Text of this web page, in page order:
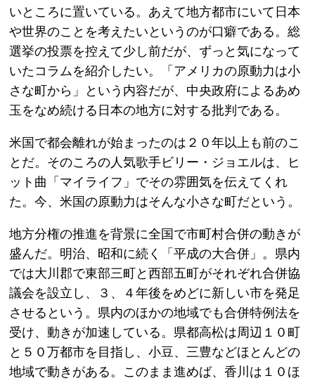
いところに置いている。あえて地方都市にいて日本
や世界のことを考えたいというのが口癖である。総
選挙の投票を控えて少し前だが、ずっと気になって
いたコラムを紹介したい。「アメリカの原動力は小
さな町から」という内容だが、中央政府によるあめ
玉をなめ続ける日本の地方に対する批判である。
米国で都会離れが始まったのは２０年以上も前のこ
とだ。そのころの人気歌手ビリー・ジョエルは、ヒ
ット曲「マイライフ」でその雰囲気を伝えてくれ
た。今、米国の原動力はそんな小さな町だという。
地方分権の推進を背景に全国で市町村合併の動きが
盛んだ。明治、昭和に続く「平成の大合併」。県内
では大川郡で東部三町と西部五町がそれぞれ合併協
議会を設立し、３、４年後をめどに新しい市を発足
させるという。県内のほかの地域でも合併特例法を
受け、動きが加速している。県都高松は周辺１０町
と５０万都市を目指し、小豆、三豊などほとんどの
地域で動きがある。このまま進めば、香川は１０ほ